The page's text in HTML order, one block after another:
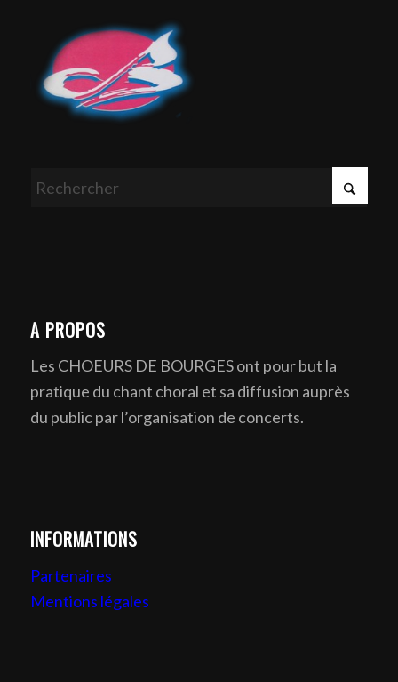
A PROPOS
Les CHOEURS DE BOURGES ont pour but la
pratique du chant choral et sa diffusion auprès
du public par l’organisation de concerts.
INFORMATIONS
Partenaires
Mentions légales